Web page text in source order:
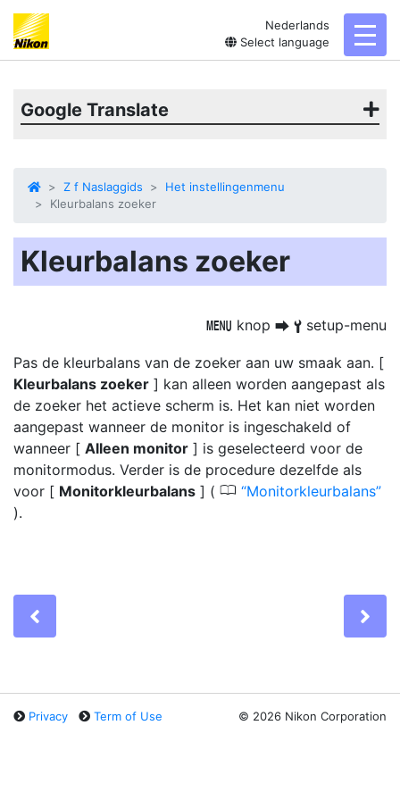
Nederlands
Select language
Google Translate
Z f Naslaggids
Het instellingenmenu
Kleurbalans zoeker
Kleurbalans zoeker
G knop U B setup-menu
Pas de kleurbalans van de zoeker aan uw smaak aan. [
Kleurbalans zoeker ] kan alleen worden aangepast als
de zoeker het actieve scherm is. Het kan niet worden
aangepast wanneer de monitor is ingeschakeld of
wanneer [ Alleen monitor ] is geselecteerd voor de
monitormodus. Verder is de procedure dezelfde als
voor [ Monitorkleurbalans ] ( 0 Monitorkleurbalans
).
Privacy Term of Use © 2026 Nikon Corporation